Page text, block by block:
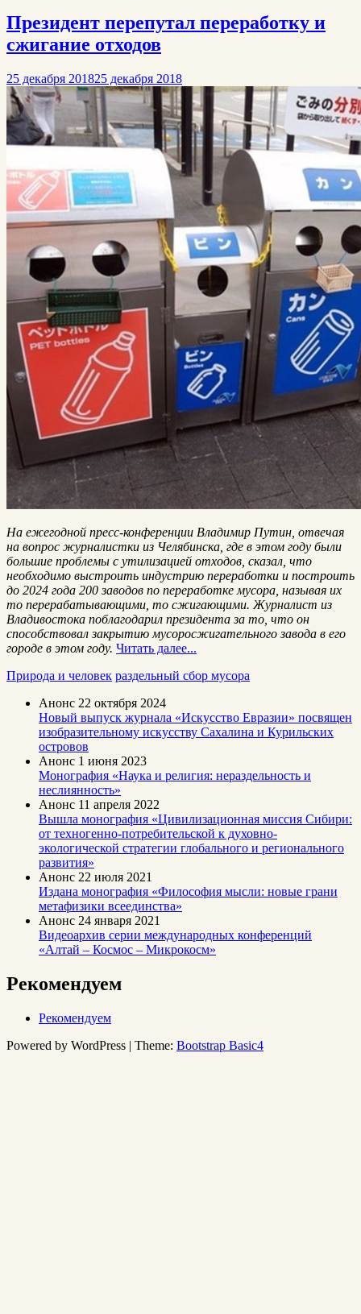
Президент перепутал переработку и
сжигание отходов
25 декабря 201825 декабря 2018
На ежегодной пресс-конференции Владимир Путин, отвечая
на вопрос журналистки из Челябинска, где в этом году были
большие проблемы с утилизацией отходов, сказал, что
необходимо выстроить индустрию переработки и построить
до 2024 года 200 заводов по переработке мусора, называя их
то перерабатывающими, то сжигающими. Журналист из
Владивостока поблагодарил президента за то, что он
способствовал закрытию мусоросжигательного завода в его
городе в этом году. Читать далее...
Природа и человек раздельный сбор мусора
Анонс 22 октября 2024
Новый выпуск журнала «Искусство Евразии» посвящен
изобразительному искусству Сахалина и Курильских
островов
Анонс 1 июня 2023
Монография «Наука и религия: нераздельность и
неслиянность»
Анонс 11 апреля 2022
Вышла монография «Цивилизационная миссия Сибири:
от техногенно-потребительской к духовно-
экологической стратегии глобального и регионального
развития»
Анонс 22 июля 2021
Издана монография «Философия мысли: новые грани
метафизики всеединства»
Анонс 24 января 2021
Видеоархив серии международных конференций
«Алтай – Космос – Микрокосм»
Рекомендуем
Рекомендуем
Powered by WordPress | Theme: Bootstrap Basic4